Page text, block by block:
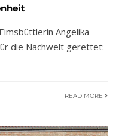
Angelika
die Nachwelt gerettet:
READ MORE